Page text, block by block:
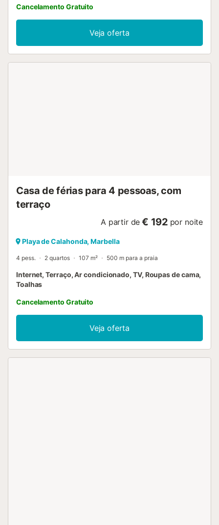
Cancelamento Gratuito
Veja oferta
Casa de férias para 4 pessoas, com
terraço
A partir de € 192 por noite
Playa de Calahonda, Marbella
4 pess. 2 quartos 107 m² 500 m para a praia
Internet, Terraço, Ar condicionado, TV, Roupas de cama,
Toalhas
Cancelamento Gratuito
Veja oferta